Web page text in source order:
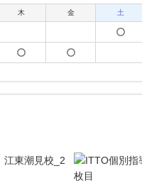
木 金 土